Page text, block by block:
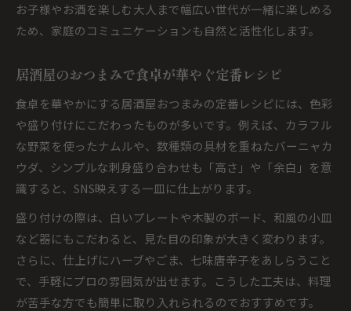
お子様やお酒を楽しむ大人まで幅広い世代が一緒に楽しめる
ため、家庭のコミュニケーションも自然と活性化します。
居酒屋のおつまみで食卓が華やぐ定番レシピ
食卓を華やかにする居酒屋おつまみの定番レシピには、色彩
や盛り付けにこだわったものが多いです。例えば、カラフル
な野菜を使ったナムルや、数種類の具材を重ねたバーニャカ
ウダ、シンプルな刺身盛り合わせも「高さ」や「余白」を意
識すると、SNS映えする一皿に仕上がります。
盛り付けの際は、白いプレートや木製のボード、和風の小皿
など器にもこだわると、見た目の印象が大きく変わります。
さらに、仕上げにハーブやごま、七味唐辛子をあしらうこと
で、手軽にプロの雰囲気が出せます。こうした工夫は、料理
が苦手な方でも簡単に取り入れられるのでおすすめです。